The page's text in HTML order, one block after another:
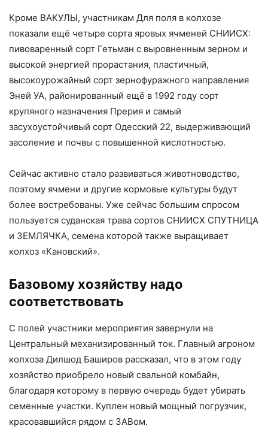
Кроме ВАКУЛЫ, участникам Для поля в колхозе
показали ещё четыре сорта яровых ячменей СНИИСХ:
пивоваренный сорт Гетьман с выровненным зерном и
высокой энергией прорастания, пластичный,
высокоурожайный сорт зернофуражного направления
Эней УА, районированный ещё в 1992 году сорт
крупяного назначения Прерия и самый
засухоустойчивый сорт Одесский 22, выдерживающий
засоление и почвы с повышенной кислотностью.
Сейчас активно стало развиваться животноводство,
поэтому ячмени и другие кормовые культуры будут
более востребованы. Уже сейчас большим спросом
пользуется суданская трава сортов СНИИСХ СПУТНИЦА
и ЗЕМЛЯЧКА, семена которой также выращивает
колхоз «Кановский».
Базовому хозяйству надо
соответствовать
С полей участники мероприятия завернули на
Центральный механизированный ток. Главный агроном
колхоза Дилшод Баширов рассказал, что в этом году
хозяйство приобрело новый свальной комбайн,
благодаря которому в первую очередь будет убирать
семенные участки. Куплен новый мощный погрузчик,
красовавшийся рядом с ЗАВом.